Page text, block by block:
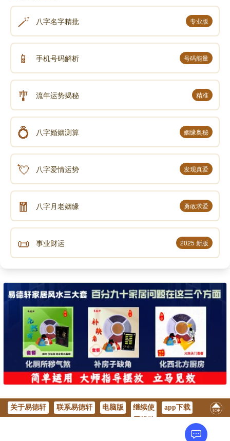
🪄 八字名字精批 专业版
📱 手机号码解析 号码能量
🎐 流年运势揭秘 精准
💍 八字婚姻测算 姻缘奥秘
💘 八字爱情运势 发现真爱
🧧 八字月老姻缘 勇敢求爱
📜 事业财运 2025 新版
关于易德轩 联系易德轩 电脑版
继续使
app下载